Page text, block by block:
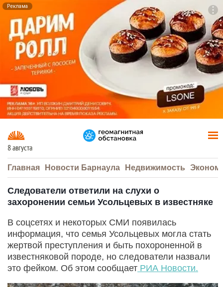
Реклама
8 августа
Главная Новости Барнаула Недвижимость
Следователи ответили на слухи о
захоронении семьи Усольцевых в известняке
В соцсетях и некоторых СМИ появилась
информация, что семья Усольцевых могла стать
жертвой преступления и быть похороненной в
известняковой породе, но следователи назвали
это фейком. Об этом сообщает РИА Новости.